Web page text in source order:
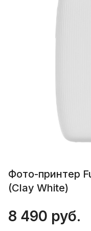
Фото-принтер
(Clay White)
8 490 руб.